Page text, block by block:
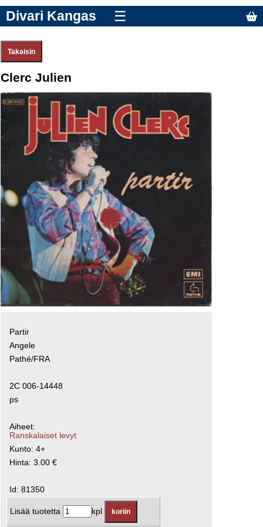
Divari Kangas ☰
Clerc Julien
Partir
Angele
Pathé/FRA
2C 006-14448
ps
Aiheet:
Ranskalaiset levyt
Kunto: 4+
Hinta: 3.00 €
Id: 81350
Lisää tuotetta kpl